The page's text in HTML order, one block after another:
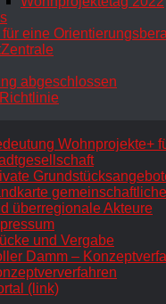
eine
abgeschlossen
Wohnprojekte+
überregionale Akteure
und Vergabe
Damm –
(link)